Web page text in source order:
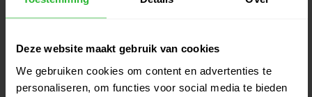
Deze website maakt gebruik van cookies
We gebruiken cookies om content en advertenties te
personaliseren, om functies voor social media te bieden
€549,00
TaylorMade Spider Tour Slant
Op voorraad
€365,00